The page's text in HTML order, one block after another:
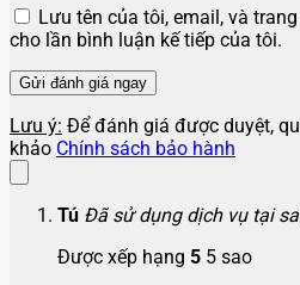
Lưu tên của tôi, email, và
cho lần bình luận kế tiếp của tôi.
Lưu ý: Để đánh giá được duyệt,
khảo Chính sách bảo hành
Tú Đã sử dụng dịch vụ tại
Được xếp hạng 5 5 sao